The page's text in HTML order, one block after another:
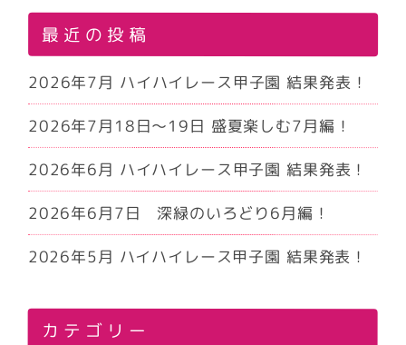
最近の投稿
2026年7月 ハイハイレース甲子園 結果発表！
2026年7月18日～19日 盛夏楽しむ7月編！
2026年6月 ハイハイレース甲子園 結果発表！
2026年6月7日 深緑のいろどり6月編！
2026年5月 ハイハイレース甲子園 結果発表！
カテゴリー